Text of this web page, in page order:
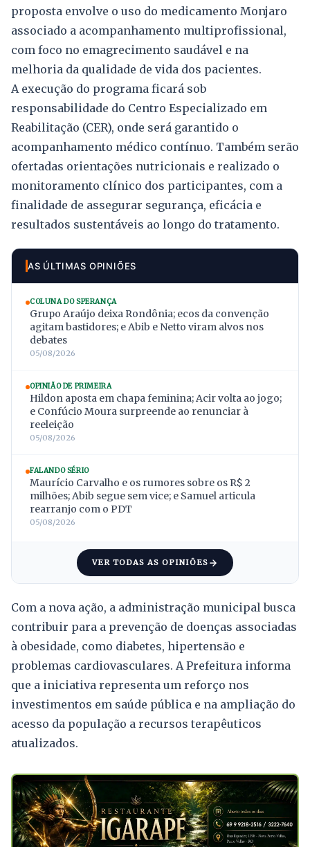
proposta envolve o uso do medicamento Monjaro
associado a acompanhamento multiprofissional,
com foco no emagrecimento saudável e na
melhoria da qualidade de vida dos pacientes.
A execução do programa ficará sob
responsabilidade do Centro Especializado em
Reabilitação (CER), onde será garantido o
acompanhamento médico contínuo. Também serão
ofertadas orientações nutricionais e realizado o
monitoramento clínico dos participantes, com a
finalidade de assegurar segurança, eficácia e
resultados sustentáveis ao longo do tratamento.
AS ÚLTIMAS OPINIÕES
COLUNA DO SPERANÇA
Grupo Araújo deixa Rondônia; ecos da convenção
agitam bastidores; e Abib e Netto viram alvos nos
debates
05/08/2026
OPINIÃO DE PRIMEIRA
Hildon aposta em chapa feminina; Acir volta ao jogo;
e Confúcio Moura surpreende ao renunciar à
reeleição
05/08/2026
FALANDO SÉRIO
Maurício Carvalho e os rumores sobre os R$ 2
milhões; Abib segue sem vice; e Samuel articula
rearranjo com o PDT
05/08/2026
VER TODAS AS OPINIÕES
Com a nova ação, a administração municipal busca
contribuir para a prevenção de doenças associadas
à obesidade, como diabetes, hipertensão e
problemas cardiovasculares. A Prefeitura informa
que a iniciativa representa um reforço nos
investimentos em saúde pública e na ampliação do
acesso da população a recursos terapêuticos
atualizados.